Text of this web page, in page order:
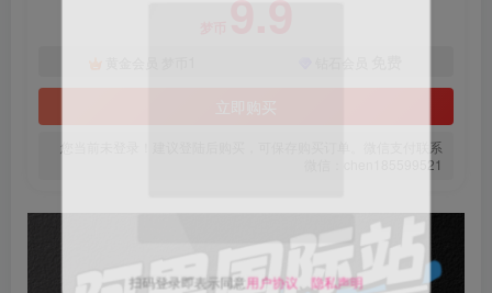
9.9
您当前未登录！建议登陆后购买，可保存购买订单。微信支付联系
微信：chen185599521